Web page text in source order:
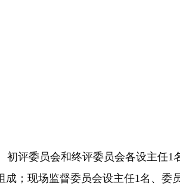
评委员会和终评委员会各设主任1
；现场监督委员会设主任1名、委